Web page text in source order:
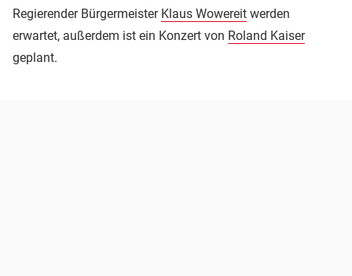
Regierender Bürgermeister Klaus Wowereit werden
erwartet, außerdem ist ein Konzert von Roland Kaiser
geplant.